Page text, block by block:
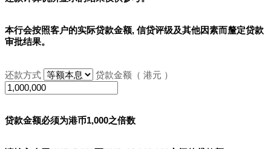
本行会按照客户的实际贷款金额, 信贷评级及其他因素而釐定贷款
审批结果。
还款方式 贷款金额（ 港元 ）
贷款金额必须为港币1,000之倍数